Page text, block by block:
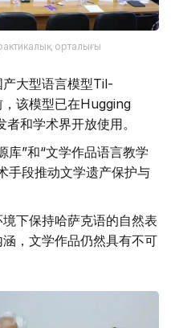
орталығы
大型语言模型Til-
该模型已在Hugging
和学术界开放使用。
库”和“文学作品语言教学
手段推动文学遗产保护与
下保持哈萨克语的自然表
，文学作品仍然具有不可